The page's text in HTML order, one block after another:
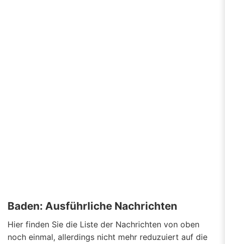
Baden: Ausführliche Nachrichten
Hier finden Sie die Liste der Nachrichten von oben
noch einmal, allerdings nicht mehr reduzuiert auf die